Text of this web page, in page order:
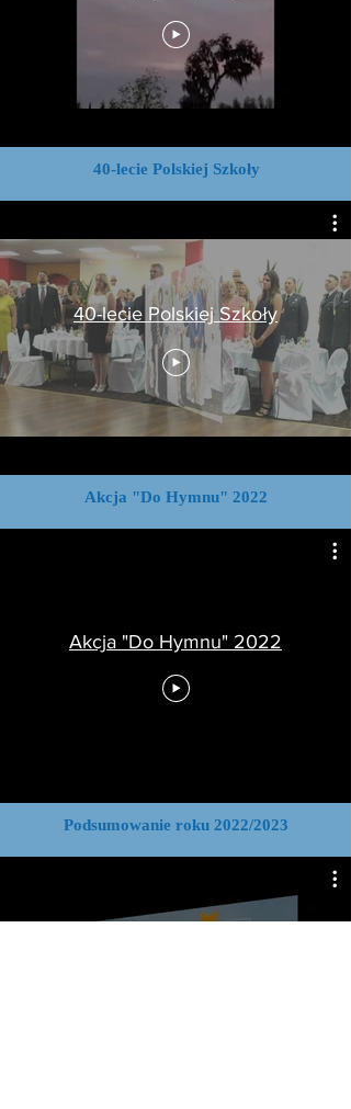
40-lecie Polskiej Szkoły
40-lecie Polskiej Szkoły
Akcja "Do Hymnu" 2022
Akcja "Do Hymnu" 2022
Podsumowanie roku 2022/2023